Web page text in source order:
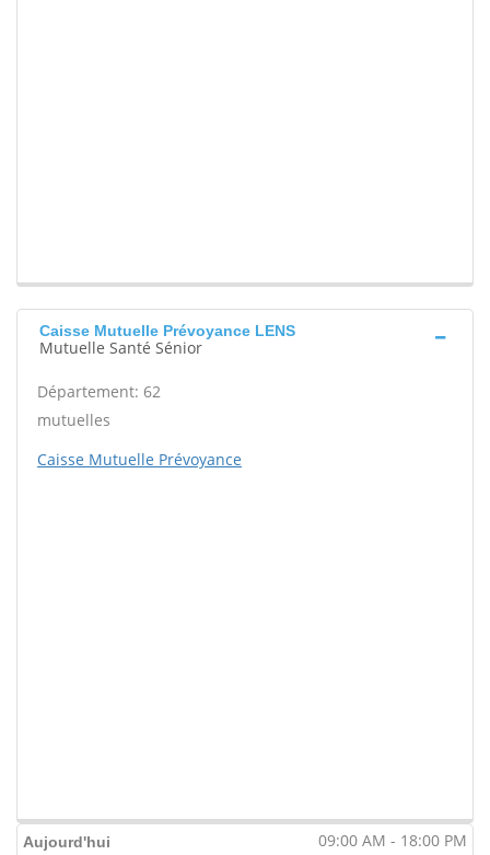
Caisse Mutuelle Prévoyance LENS
Mutuelle Santé Sénior
Département: 62
mutuelles
Caisse Mutuelle Prévoyance
Aujourd'hui 09:00 AM - 18:00 PM